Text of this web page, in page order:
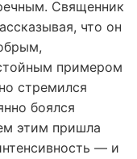
Священник
что он
примером
стремился
боялся
этим пришла
— и